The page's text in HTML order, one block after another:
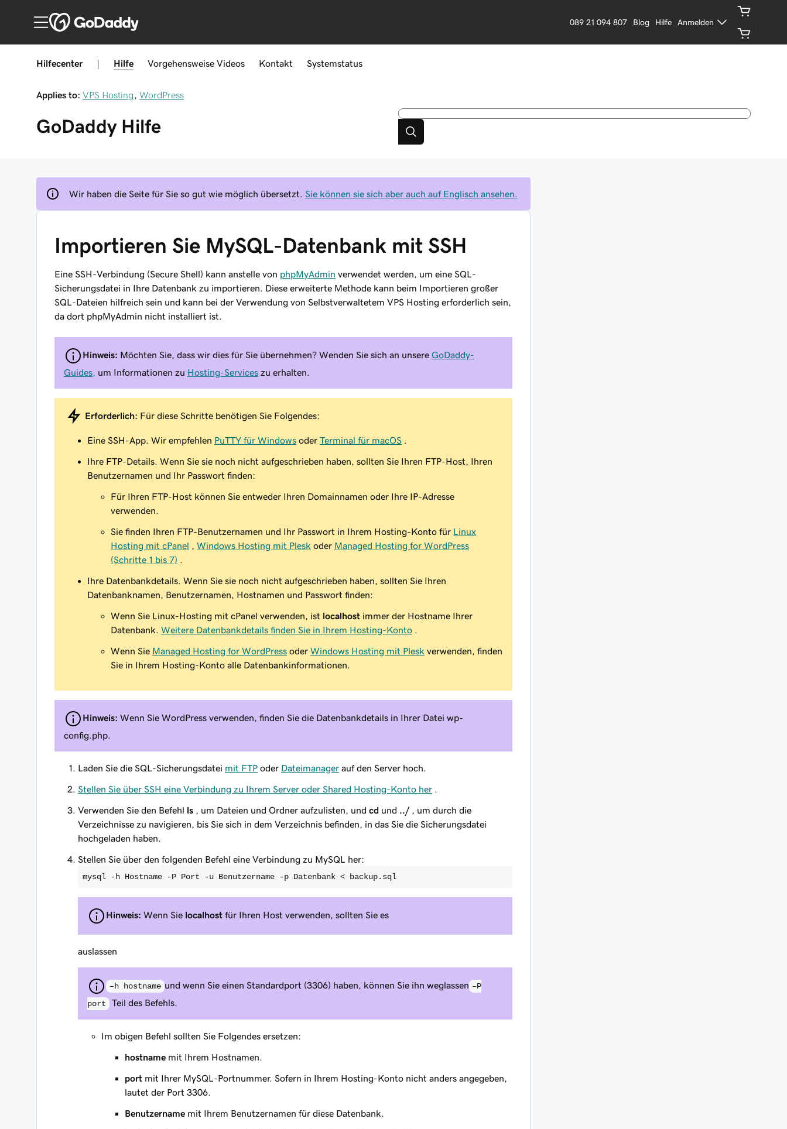
089 21 094 807 Blog Hilfe Anmelden
Hilfecenter Hilfe Vorgehensweise Videos Kontakt Systemstatus
Applies to: VPS Hosting WordPress
GoDaddy Hilfe
Wir haben die Seite für Sie so gut wie möglich übersetzt. Sie können sie sich aber auch auf Englisch ansehen.
Importieren Sie MySQL-Datenbank mit SSH
Eine SSH-Verbindung (Secure Shell) kann anstelle von phpMyAdmin verwendet werden, um eine SQL-
Sicherungsdatei in Ihre Datenbank zu importieren. Diese erweiterte Methode kann beim Importieren großer
SQL-Dateien hilfreich sein und kann bei der Verwendung von Selbstverwaltetem VPS Hosting erforderlich sein,
da dort phpMyAdmin nicht installiert ist.
Hinweis: Möchten Sie, dass wir dies für Sie übernehmen? Wenden Sie sich an unsere GoDaddy-
Guides,
um Informationen zu Hosting-Services zu erhalten.
Erforderlich: Für diese Schritte benötigen Sie Folgendes:
Eine SSH-App. Wir empfehlen PuTTY für Windows oder Terminal für macOS
Ihre FTP-Details. Wenn Sie sie noch nicht aufgeschrieben haben, sollten Sie Ihren FTP-Host, Ihren
Benutzernamen und Ihr Passwort finden:
Für Ihren FTP-Host können Sie entweder Ihren Domainnamen oder Ihre IP-Adresse
verwenden.
Sie finden Ihren FTP-Benutzernamen und Ihr Passwort in Ihrem Hosting-Konto für Linux
Hosting mit cPanel
Windows Hosting mit Plesk oder Managed Hosting for WordPress
(Schritte 1 bis 7)
Ihre Datenbankdetails. Wenn Sie sie noch nicht aufgeschrieben haben, sollten Sie Ihren
Datenbanknamen, Benutzernamen, Hostnamen und Passwort finden:
Wenn Sie Linux-Hosting mit cPanel verwenden, ist localhost immer der Hostname Ihrer
Datenbank. Weitere Datenbankdetails finden Sie in Ihrem Hosting-Konto
Wenn Sie Managed Hosting for WordPress oder Windows Hosting mit Plesk verwenden, finden
Sie in Ihrem Hosting-Konto alle Datenbankinformationen.
Hinweis: Wenn Sie WordPress verwenden, finden Sie die Datenbankdetails in Ihrer Datei wp-
config.php.
Laden Sie die SQL-Sicherungsdatei mit FTP oder Dateimanager auf den Server hoch.
Stellen Sie über SSH eine Verbindung zu Ihrem Server oder Shared Hosting-Konto her
Verwenden Sie den Befehl ls , um Dateien und Ordner aufzulisten, und cd und ../, um durch die
Verzeichnisse zu navigieren, bis Sie sich in dem Verzeichnis befinden, in das Sie die Sicherungsdatei
hochgeladen haben.
Stellen Sie über den folgenden Befehl eine Verbindung zu MySQL her:
mysql -h Hostname -P Port -u Benutzername -p Datenbank < backup.sql
Hinweis: Wenn Sie localhost für Ihren Host verwenden, sollten Sie es
auslassen
–h hostname und wenn Sie einen Standardport (3306) haben, können Sie ihn weglassen –P
port Teil des Befehls.
Im obigen Befehl sollten Sie Folgendes ersetzen:
hostname mit Ihrem Hostnamen.
port mit Ihrer MySQL-Portnummer. Sofern in Ihrem Hosting-Konto nicht anders angegeben,
lautet der Port 3306.
Benutzername mit Ihrem Benutzernamen für diese Datenbank.